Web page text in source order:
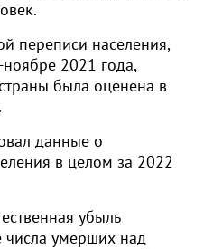
переписи населения,
2021 года,
была оценена в
данные о
в целом за 2022
убыль
числа умерших над